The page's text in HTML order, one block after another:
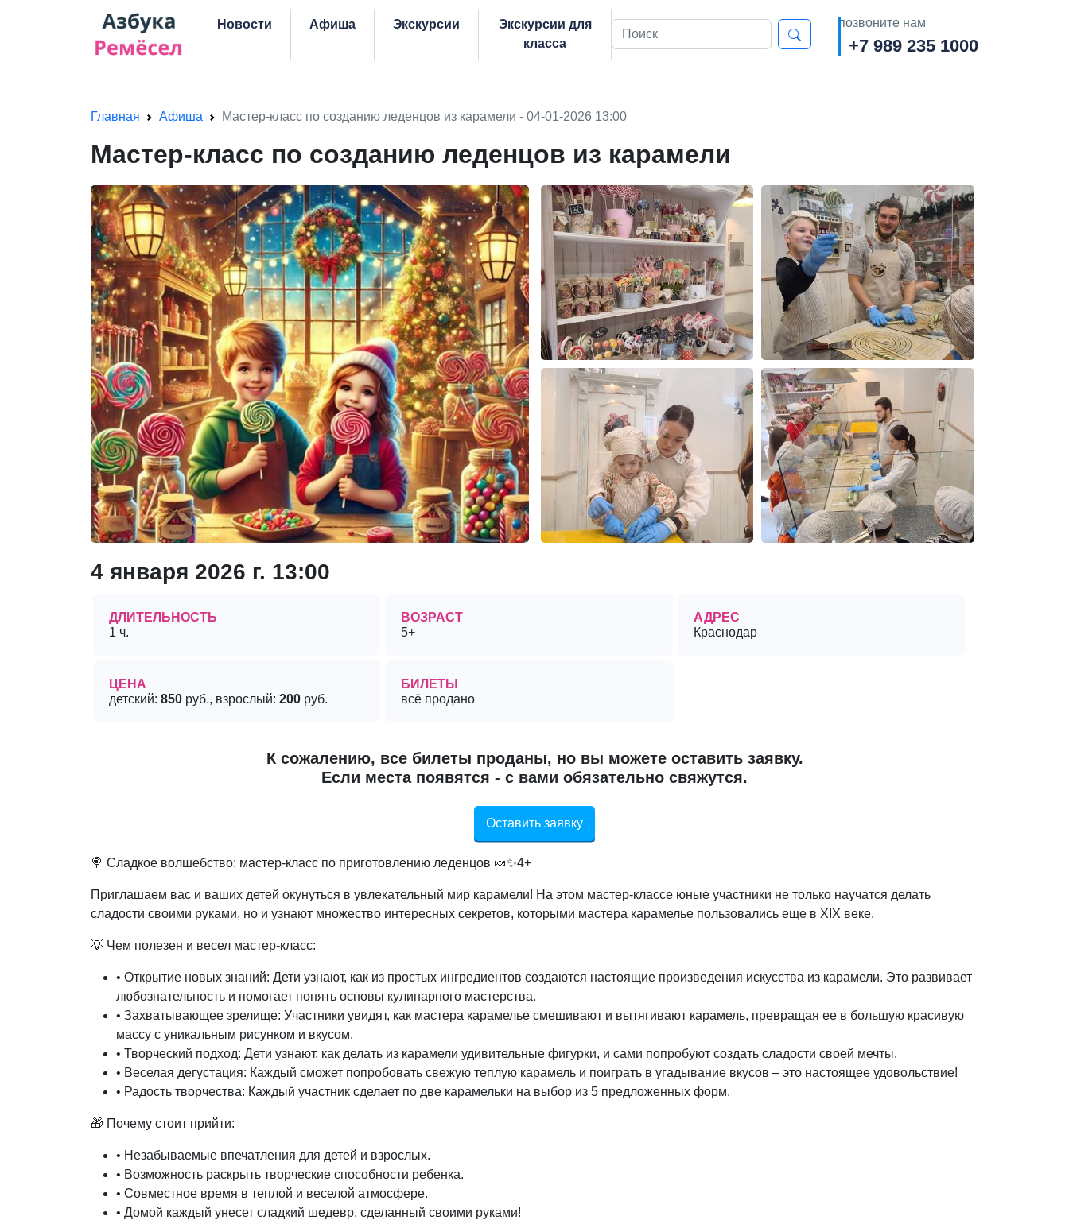
Новости
Афиша Экскурсии
Экскурсии для
класса
Поиск позвоните нам
+7 989 235 1000
Главная Афиша Мастер-класс по созданию леденцов из карамели - 04-01-2026 13:00
Мастер-класс по созданию леденцов из карамели
4 января 2026 г. 13:00
ДЛИТЕЛЬНОСТЬ
1 ч.
ВОЗРАСТ
5+
АДРЕС
Краснодар
ЦЕНА
детский: 850 руб., взрослый: 200 руб.
БИЛЕТЫ
всё продано
К сожалению, все билеты проданы, но вы можете оставить заявку.
Если места появятся - с вами обязательно свяжутся.
Оставить заявку
🍭 Сладкое волшебство: мастер-класс по приготовлению леденцов 🍬✨4+
Приглашаем вас и ваших детей окунуться в увлекательный мир карамели! На этом мастер-классе юные участники не только научатся делать
сладости своими руками, но и узнают множество интересных секретов, которыми мастера карамелье пользовались еще в XIX веке.
💡 Чем полезен и весел мастер-класс:
• Открытие новых знаний: Дети узнают, как из простых ингредиентов создаются настоящие произведения искусства из карамели. Это развивает
любознательность и помогает понять основы кулинарного мастерства.
• Захватывающее зрелище: Участники увидят, как мастера карамелье смешивают и вытягивают карамель, превращая ее в большую красивую
массу с уникальным рисунком и вкусом.
• Творческий подход: Дети узнают, как делать из карамели удивительные фигурки, и сами попробуют создать сладости своей мечты.
• Веселая дегустация: Каждый сможет попробовать свежую теплую карамель и поиграть в угадывание вкусов – это настоящее удовольствие!
• Радость творчества: Каждый участник сделает по две карамельки на выбор из 5 предложенных форм.
🎁 Почему стоит прийти:
• Незабываемые впечатления для детей и взрослых.
• Возможность раскрыть творческие способности ребенка.
• Совместное время в теплой и веселой атмосфере.
• Домой каждый унесет сладкий шедевр, сделанный своими руками!